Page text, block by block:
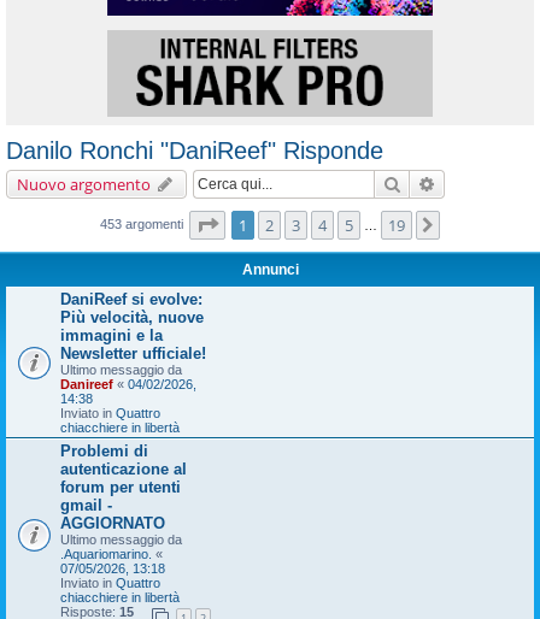
Danilo Ronchi "DaniReef" Risponde
Nuovo argomento Cerca
453 argomenti Pagina1 di
1 2 3 4 5 19
Annunci
DaniReef si evolve:
Più velocità, nuove
immagini e la
Newsletter ufficiale!
Ultimo messaggio da
Danireef « 04/02/2026,
14:38
Inviato in Quattro
chiacchiere in libertà
Problemi di
autenticazione al
forum per utenti
gmail -
AGGIORNATO
Ultimo messaggio da
.Aquariomarino. «
07/05/2026, 13:18
Inviato in Quattro
chiacchiere in libertà
Risposte: 15